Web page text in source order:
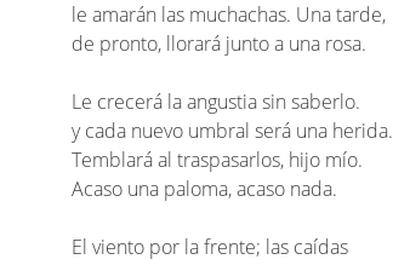
le amarán las muchachas. Una tarde,
de pronto, llorará junto a una rosa.
Le crecerá la angustia sin saberlo.
y cada nuevo umbral será una herida.
Temblará al traspasarlos, hijo mío.
Acaso una paloma, acaso nada.
El viento por la frente; las caídas